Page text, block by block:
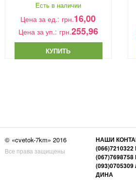
Есть в наличии
Цена за ед.: грн.16,00
Цена за уп.: грн.255,96
КУПИТЬ
© «cvetok-7km» 2016
Все права защищены
НАШИ
ДИНА